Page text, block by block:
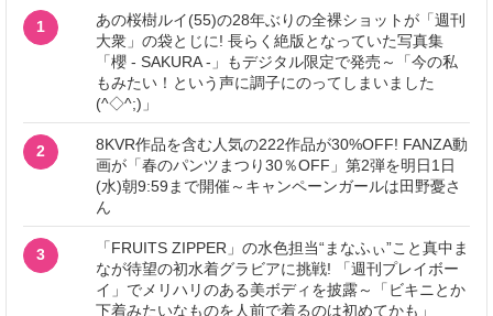
1
あの桜樹ルイ(55)の28年ぶりの全裸ショットが「週刊
大衆」の袋とじに! 長らく絶版となっていた写真集
「櫻 - SAKURA -」もデジタル限定で発売～「今の私
もみたい！という声に調子にのってしまいました
(^◇^;)」
2
8KVR作品を含む人気の222作品が30%OFF! FANZA動
画が「春のパンツまつり30％OFF」第2弾を明日1日
(水)朝9:59まで開催～キャンペーンガールは田野憂さ
ん
3
「FRUITS ZIPPER」の水色担当“まなふぃ”こと真中ま
なが待望の初水着グラビアに挑戦! 「週刊プレイボー
イ」でメリハリのある美ボディを披露～「ビキニとか
下着みたいなものを人前で着るのは初めてかも」